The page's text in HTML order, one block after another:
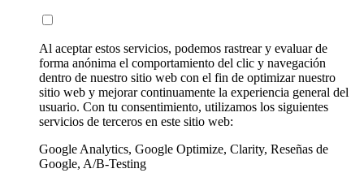
Al aceptar estos servicios, podemos rastrear y evaluar de
forma anónima el comportamiento del clic y navegación
dentro de nuestro sitio web con el fin de optimizar nuestro
sitio web y mejorar continuamente la experiencia general del
usuario. Con tu consentimiento, utilizamos los siguientes
servicios de terceros en este sitio web:
Google Analytics, Google Optimize, Clarity, Reseñas de
Google, A/B-Testing